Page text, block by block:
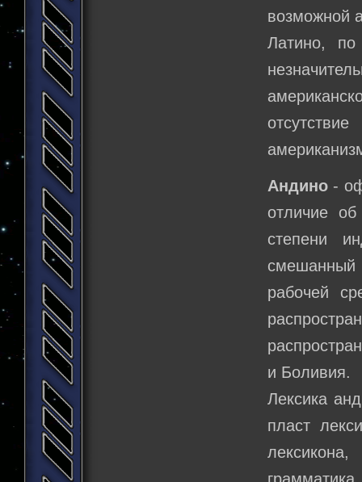
возможной
Латино, по
Андино -
отличие
степени
смешанный
рабочей
и Боливия.
Лексика
пласт